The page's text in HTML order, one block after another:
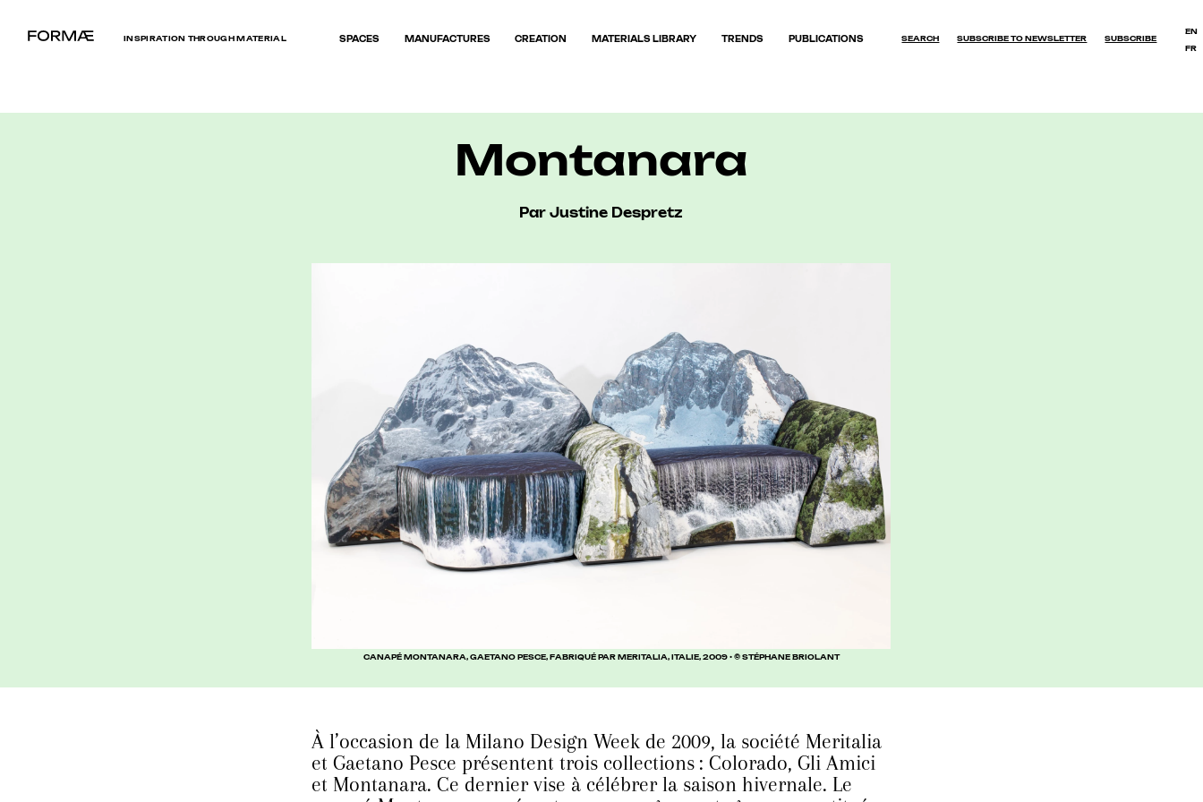
INSPIRATION THROUGH MATERIAL SPACES MANUFACTURES CREATION MATERIALS LIBRARY TRENDS PUBLICATIONS SEARCH SUBSCRIBE TO NEWSLETTER SUBSCRIBE
EN
FR
Montanara
Par Justine Despretz
CANAPÉ MONTANARA, GAETANO PESCE, FABRIQUÉ PAR MERITALIA, ITALIE, 2009 • © STÉPHANE BRIOLANT
À l’occasion de la Milano Design Week de 2009, la société Meritalia
et Gaetano Pesce présentent trois collections : Colorado, Gli Amici
et Montanara. Ce dernier vise à célébrer la saison hivernale. Le